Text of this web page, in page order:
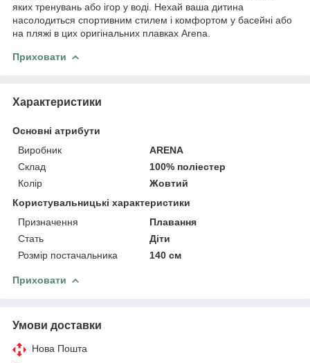
яких тренувань або ігор у воді. Нехай ваша дитина
насолодиться спортивним стилем і комфортом у басейні або
на пляжі в цих оригінальних плавках Arena.
Приховати
Характеристики
Основні атрибути
Виробник
ARENA
Склад
100% поліестер
Колір
Жовтий
Користувальницькі характеристики
Призначення
Плавання
Стать
Діти
Розмір постачальника
140 см
Приховати
Умови доставки
Нова Пошта